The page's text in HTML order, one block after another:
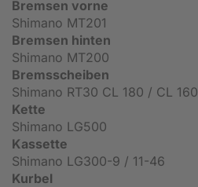
Bremsen vorne
Shimano MT201
Bremsen hinten
Shimano MT200
Bremsscheiben
Shimano RT30 CL 180 / CL 160
Kette
Shimano LG500
Kassette
Shimano LG300-9 / 11-46
Kurbel